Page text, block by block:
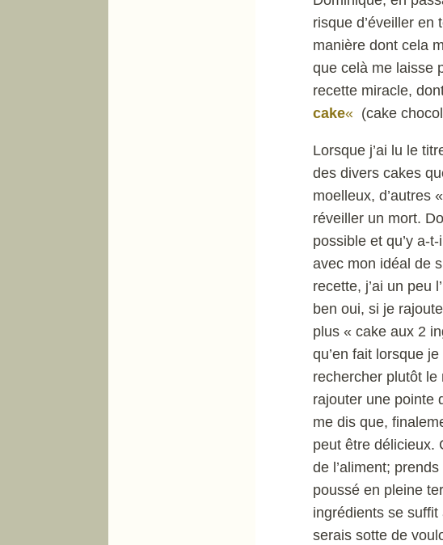
risque d’éveiller
manière dont cela
que celà me laisse
recette miracle,
cake« (cake
Lorsque j’ai lu le
des divers cakes
moelleux, d’autres
réveiller un mort.
possible et qu’y a-
avec mon idéal de
recette, j’ai un peu
ben oui, si je
plus « cake aux 2
qu’en fait lorsque
rechercher plutôt
rajouter une pointe
me dis que,
peut être délicieux.
de l’aliment;
poussé en pleine
ingrédients se
serais sotte de